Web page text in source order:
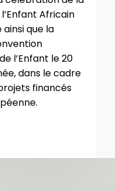
Africain
ainsi que la
l’Enfant le 20
dans le cadre
financés